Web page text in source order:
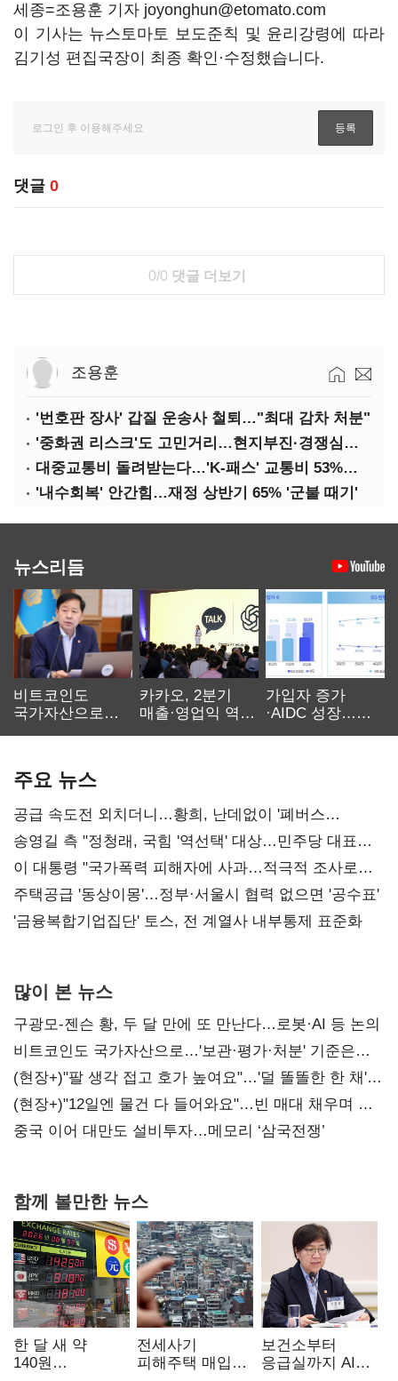
세종=조용훈 기자 joyonghun@etomato.com
이 기사는 뉴스토마토 보도준칙 및 윤리강령에 따라
김기성 편집국장이 최종 확인·수정했습니다.
댓글 0
0/0 댓글 더보기
조용훈
'번호판 장사' 갑질 운송사 철퇴…"최대 감차 처분"
'중화권 리스크'도 고민거리…현지부진·경쟁심화·양안냉각
대중교통비 돌려받는다…'K-패스' 교통비 53%까지 환급
'내수회복' 안간힘…재정 상반기 65% '군불 때기'
뉴스리듬
비트코인도
국가자산으로…'
카카오, 2분기
매출·영업익 역대
가입자 증가
·AIDC 성장…
주요 뉴스
공급 속도전 외치더니…황희, 난데없이 '폐버스
리모델링' 제안
송영길 측 "정청래, 국힘 '역선택' 대상…민주당 대표로
총선 지휘 못해"
이 대통령 "국가폭력 피해자에 사과…적극적 조사로
진실 밝혀야"
주택공급 '동상이몽'…정부·서울시 협력 없으면 '공수표'
'금융복합기업집단' 토스, 전 계열사 내부통제 표준화
많이 본 뉴스
구광모-젠슨 황, 두 달 만에 또 만난다…로봇·AI 등 논의
비트코인도 국가자산으로…'보관·평가·처분' 기준은
숙제
(현장+)"팔 생각 접고 호가 높여요"…'덜 똘똘한 한 채'
20억 키맞추기
(현장+)"12일엔 물건 다 들어와요"…빈 매대 채우며 문
연 홈플러스
중국 이어 대만도 설비투자…메모리 ‘삼국전쟁’
함께 볼만한 뉴스
한 달 새 약
140원
전세사기
피해주택 매입
보건소부터
응급실까지 AI